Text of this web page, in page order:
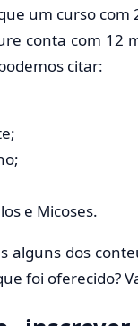
um curso
conta com 12
citar:
e Micoses.
alguns dos
foi oferecido?